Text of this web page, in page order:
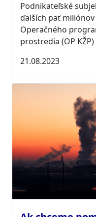
Podnikateľské
ďalších päť
Operačného
prostredia (OP
21.08.2023